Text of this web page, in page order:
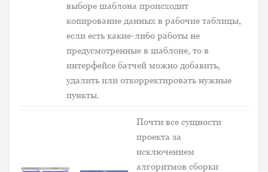
выборе шаблона происходит
копирование данных в рабочие таблицы,
если есть какие-либо работы не
предусмотренные в шаблоне, то в
интерфейсе батчей можно добавить,
удалить или откорректировать нужные
пункты.
Почти все сущности
проекта за
исключением
алгоритмов сборки